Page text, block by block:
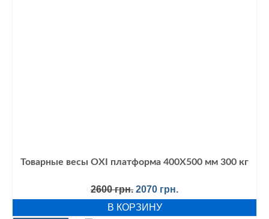
Товарные весы OXI платформа 400Х500 мм 300 кг
2600грн. Первоначальная
цена
составляла
2070 грн.
цена:
В КОРЗИНУ